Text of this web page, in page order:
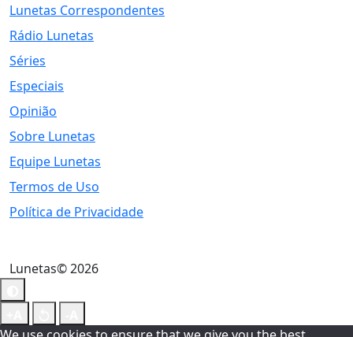
Lunetas Correspondentes
Rádio Lunetas
Séries
Especiais
Opinião
Sobre Lunetas
Equipe Lunetas
Termos de Uso
Política de Privacidade
Lunetas© 2026